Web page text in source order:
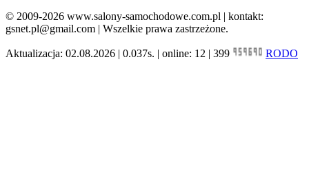
© 2009-2026 www.salony-samochodowe.com.pl | kontakt:
gsnet.pl@gmail.com | Wszelkie prawa zastrzeżone.
Aktualizacja: 02.08.2026 | 0.037s. | online: 12 | 399 RODO